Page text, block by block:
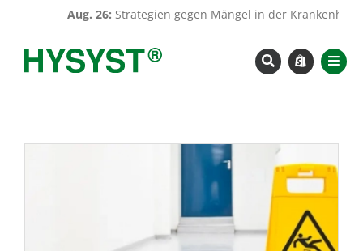
Aug. 26:Strategien gegen Mängel in der